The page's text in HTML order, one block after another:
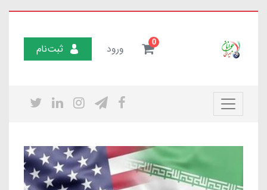
0 ورود ثبت‌نام